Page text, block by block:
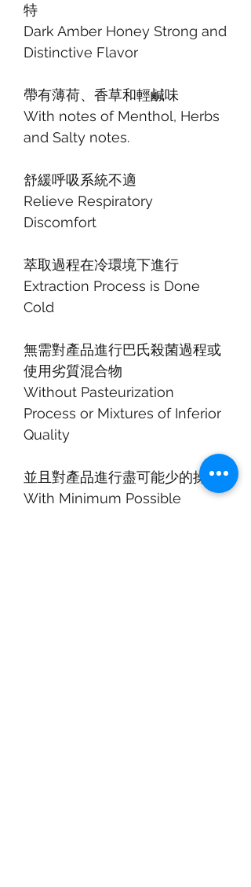
特
Dark Amber Honey Strong and
Distinctive Flavor
帶有薄荷、香草和輕鹹味
With notes of Menthol, Herbs
and Salty notes.
舒緩呼吸系統不適
Relieve Respiratory
Discomfort
萃取過程在冷環境下進行
Extraction Process is Done
Cold
無需對產品進行巴氏殺菌過程或
使用劣質混合物
Without Pasteurization
Process or Mixtures of Inferior
Quality
並且對產品進行盡可能少的操作
With Minimum Possible